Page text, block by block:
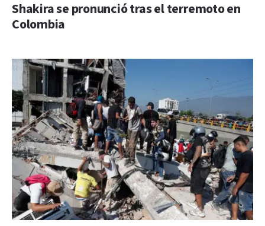
Shakira se pronunció tras el terremoto en
Colombia